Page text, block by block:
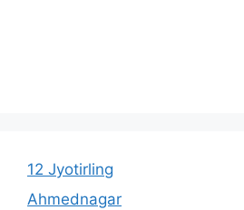
12 Jyotirling
Ahmednagar